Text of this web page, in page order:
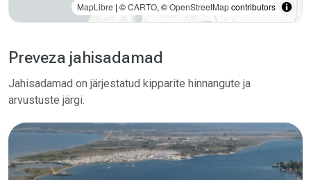
MapLibre | ©CARTO, ©OpenStreetMapcontributors
Preveza jahisadamad
Jahisadamad on järjestatud kipparite hinnangute ja
arvustuste järgi.